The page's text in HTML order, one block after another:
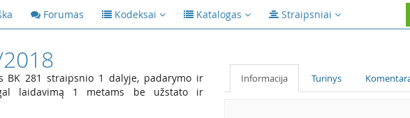
Forumas Kodeksai Katalogas Straipsniai
BK 281 straipsnio 1 dalyje, padarymo ir
laidavimą 1 metams be užstato ir
Informacija Turinys